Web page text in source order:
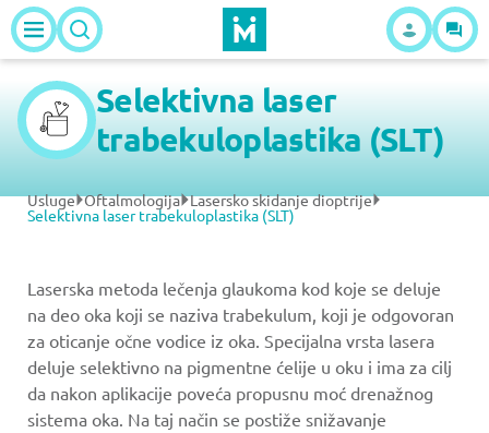
Selektivna laser
trabekuloplastika (SLT)
Usluge Oftalmologija Lasersko skidanje dioptrije
Selektivna laser trabekuloplastika (SLT)
Laserska metoda lečenja glaukoma kod koje se deluje
na deo oka koji se naziva trabekulum, koji je odgovoran
za oticanje očne vodice iz oka. Specijalna vrsta lasera
deluje selektivno na pigmentne ćelije u oku i ima za cilj
da nakon aplikacije poveća propusnu moć drenažnog
sistema oka. Na taj način se postiže snižavanje